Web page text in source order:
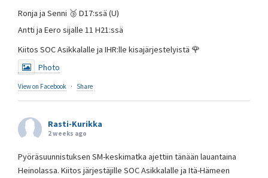
Ronja ja Senni 🥉 D17:ssä (U)
Antti ja Eero sijalle 11 H21:ssä
Kiitos SOC Asikkalalle ja IHR:lle kisajärjestelyistä 🌹
Photo
View on Facebook · Share
Rasti-Kurikka
2 weeks ago
Pyöräsuunnistuksen SM-keskimatka ajettiin tänään lauantaina
Heinolassa. Kiitos järjestäjille SOC Asikkalalle ja Itä-Hämeen